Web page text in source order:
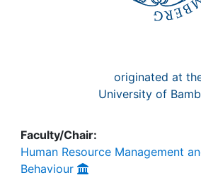
originated at
University of
Faculty/Chair:
Human Resource Management
Behaviour